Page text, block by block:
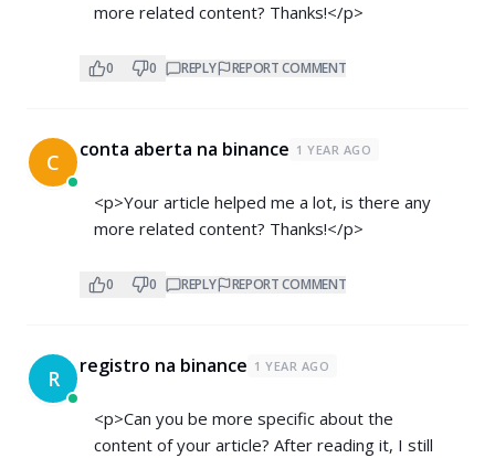
more related content? Thanks!</p>
0 0 REPLY REPORT COMMENT
C conta aberta na binance 1 YEAR AGO
<p>Your article helped me a lot, is there any
more related content? Thanks!</p>
0 0 REPLY REPORT COMMENT
R registro na binance 1 YEAR AGO
<p>Can you be more specific about the
content of your article? After reading it, I still